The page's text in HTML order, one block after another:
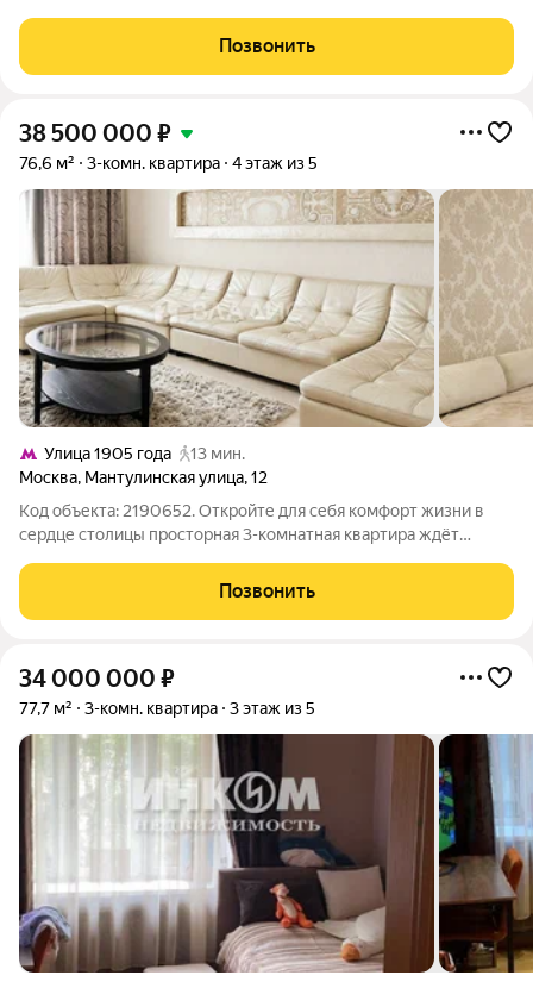
Недавно сделан ремонт во всем доме, заменены все
коммуникации и проводка.
Позвонить
38 500 000 ₽
76,6 м² 3-комн. квартира 4 этаж из 5
Улица 1905 года
13 мин.
Москва, Мантулинская улица,12
Код объекта: 2190652. Откройте для себя комфорт жизни в
сердце столицы просторная 3-комнатная квартира ждёт
1926 года постройки, который прошёл капитальный ремонт в
2025-м. Ремонт делался для
Позвонить
34 000 000 ₽
77,7 м² 3-комн. квартира 3 этаж из 5